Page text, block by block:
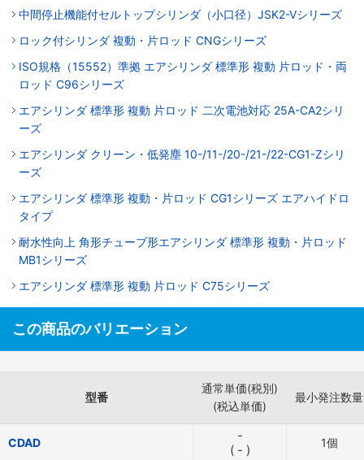
中間停止機能付セルトップシリンダ（小口径）JSK2-Vシリーズ
ロック付シリンダ 複動・片ロッド CNGシリーズ
ISO規格（15552）準拠 エアシリンダ 標準形 複動 片ロッド・両
ロッド C96シリーズ
エアシリンダ 標準形 複動 片ロッド 二次電池対応 25A-CA2シリ
ーズ
エアシリンダ クリーン・低発塵 10-/11-/20-/21-/22-CG1-Zシリ
ーズ
エアシリンダ 標準形 複動・片ロッド CG1シリーズ エアハイドロ
タイプ
耐水性向上 角形チューブ形エアシリンダ 標準形 複動・片ロッド
MB1シリーズ
エアシリンダ 標準形 複動 片ロッド C75シリーズ
この商品のバリエーション
型番
通常単価(税別)
(税込単価)
最小発注数量
CDAD
-
( - ) 1個